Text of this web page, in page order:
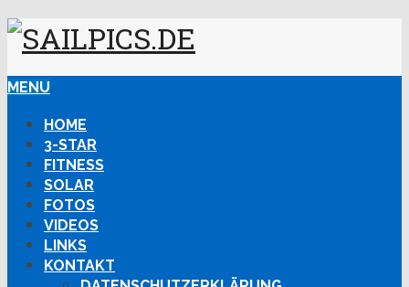
MENU
HOME
3-STAR
FITNESS
SOLAR
FOTOS
VIDEOS
LINKS
KONTAKT